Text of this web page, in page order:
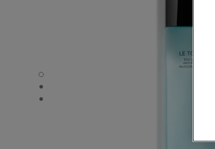
LE TONIQUE - Vista por defecto
LE TONIQUE - Vista alternativa 1
LE TONIQUE - Vista de la textura básica